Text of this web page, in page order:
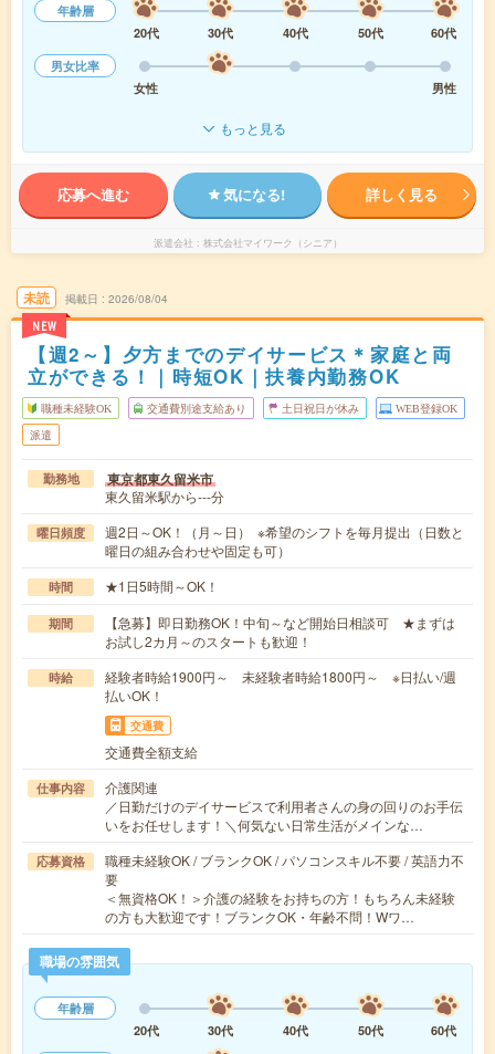
年齢層
20代
30代 40代 50代
60代
男女比率
女性
男性
もっと見る
応募へ進む 気になる! 詳しく見る
派遣会社 株式会社マイワーク（シニア）
未読
NEW
掲載日 2026/08/04
【週2～】夕方までのデイサービス＊家庭と両
立ができる！｜時短OK｜扶養内勤務OK
職種未経験OK 交通費別途支給あり 土日祝日が休み WEB登録OK
派遣
勤務地 東京都東久留米市
東久留米駅から---分
曜日頻度
週2日～OK！（月～日） ※希望のシフトを毎月提出（日数と
曜日の組み合わせや固定も可）
時間 ★1日5時間～OK！
期間
【急募】即日勤務OK！中旬～など開始日相談可 ★まずは
お試し2カ月～のスタートも歓迎！
時給
経験者時給1900円～ 未経験者時給1800円～ ※日払い/週
払いOK！
交通費
交通費全額支給
仕事内容
介護関連
／日勤だけのデイサービスで利用者さんの身の回りのお手伝
いをお任せします！＼何気ない日常生活がメインな…
応募資格
職種未経験OK / ブランクOK / パソコンスキル不要 / 英語力不
要
＜無資格OK！＞介護の経験をお持ちの方！もちろん未経験
の方も大歓迎です！ブランクOK・年齢不問！Wワ…
職場の雰囲気
年齢層
20代
30代 40代 50代
60代